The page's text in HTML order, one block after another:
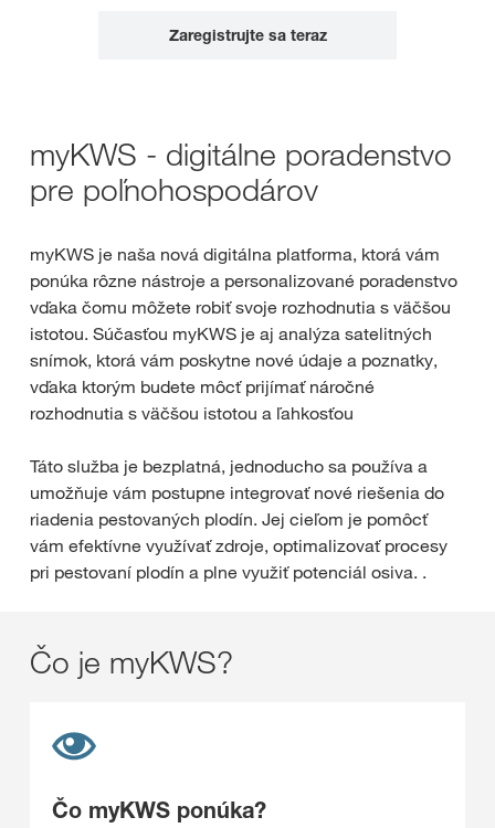
Zaregistrujte sa teraz
myKWS - digitálne poradenstvo
pre poľnohospodárov
myKWS je naša nová digitálna platforma, ktorá vám
ponúka rôzne nástroje a personalizované poradenstvo
vďaka čomu môžete robiť svoje rozhodnutia s väčšou
istotou. Súčasťou myKWS je aj analýza satelitných
snímok, ktorá vám poskytne nové údaje a poznatky,
vďaka ktorým budete môcť prijímať náročné
rozhodnutia s väčšou istotou a ľahkosťou
Táto služba je bezplatná, jednoducho sa používa a
umožňuje vám postupne integrovať nové riešenia do
riadenia pestovaných plodín. Jej cieľom je pomôcť
vám efektívne využívať zdroje, optimalizovať procesy
pri pestovaní plodín a plne využiť potenciál osiva. .
Čo je myKWS?
Čo myKWS ponúka?